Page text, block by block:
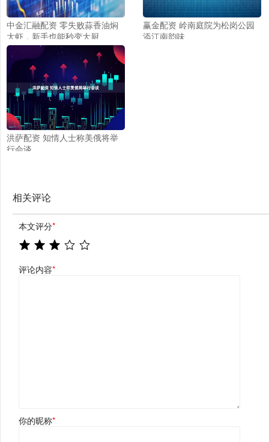
中金汇融配资 零失败蒜香油焖
大虾，新手也能秒变大厨
赢金配资 岭南庭院为松岗公园
添江南韵味
洪萨配资 知情人士称美俄将举
行会谈
相关评论
本文评分*
评论内容*
你的昵称*